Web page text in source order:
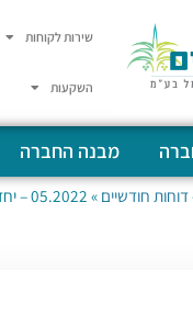
שירות לקוחות
השקעות
מבנה החברה
דוחות חודשיים » 05.2022 – יחד קרן השתלמות לרופאים – מסלול מניות